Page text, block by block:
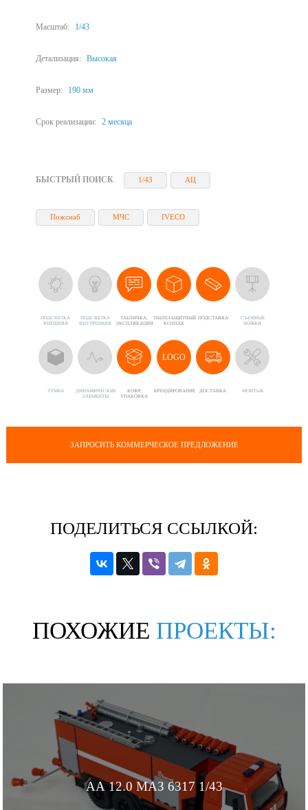
Масштаб: 1/43
Детализация: Высокая
Размер: 190 мм
Срок реализации: 2 месяца
БЫСТРЫЙ ПОИСК 1/43 АЦ
Пожснаб МЧС IVECO
ПОДСВЕТКА
ВНЕШНЯЯ
ПОДСВЕТКА
ВНУТРЕННЯЯ
ТАБЛИЧКА,
ЭКСПЛИКАЦИЯ
ПЫЛЕЗАЩИТНЫЙ
КОЛПАК
ПОДСТАВКА
CЪЕМНЫЕ
НОЖКИ
ТУМБА
ДИНАМИЧЕСКИЕ
ЭЛЕМЕНТЫ
КОФР,
УПАКОВКА
LOGO
БРЕНДИРОВАНИЕ ДОСТАВКА МОНТАЖ
ЗАПРОСИТЬ КОММЕРЧЕСКОЕ ПРЕДЛОЖЕНИЕ
ПОДЕЛИТЬСЯ ССЫЛКОЙ:
ПОХОЖИЕ ПРОЕКТЫ:
АА 12.0 МАЗ 6317 1/43